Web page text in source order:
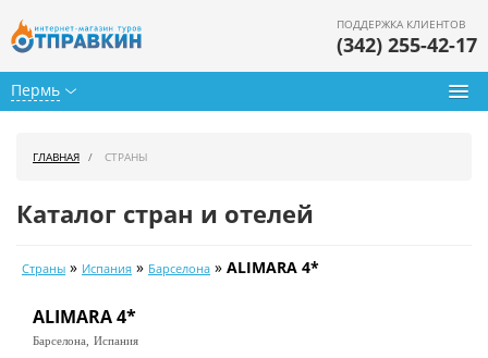
Пермь
ПОДДЕРЖКА КЛИЕНТОВ
(342) 255-42-17
Календарь туров
Цены дня
ГЛАВНАЯ СТРАНЫ
Каталог стран и отелей
Страны » Испания » Барселона » ALIMARA 4*
ALIMARA 4*
Барселона, Испания